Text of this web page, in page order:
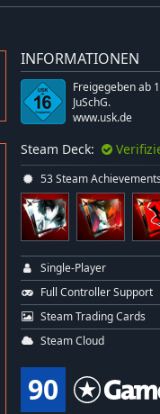
INFORMATIONEN
Freigegeben ab
JuSchG.
www.usk.de
Steam Deck:
53 Steam Achievements
Single-Player
Full Controller Support
Steam Trading Cards
Steam Cloud
90